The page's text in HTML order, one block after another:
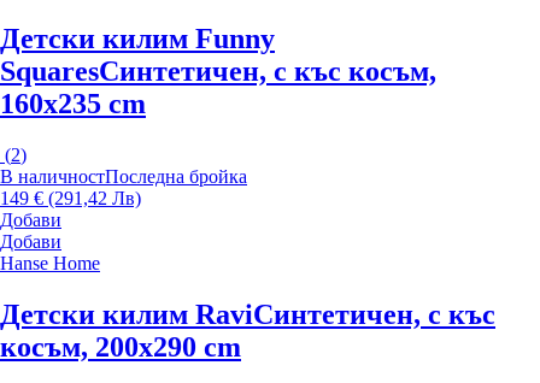
Детски килим Funny
SquaresСинтетичен, с къс косъм,
160x235 cm
(2)
В наличностПоследна бройка
149 € (291,42 Лв)
Добави
Добави
Hanse Home
Детски килим RaviСинтетичен, с къс
косъм, 200x290 cm